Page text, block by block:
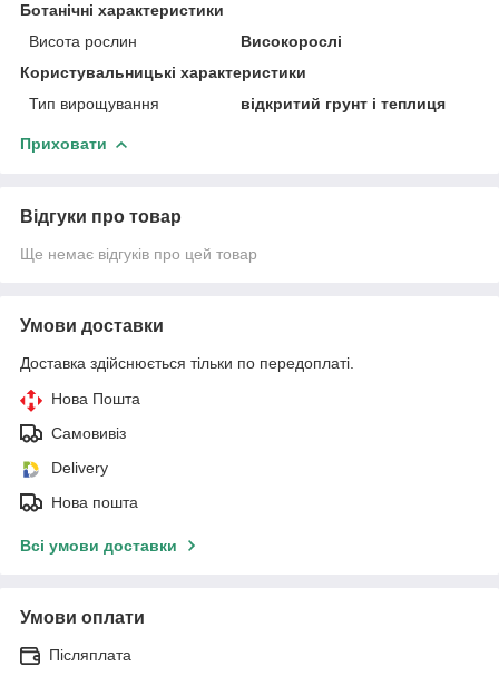
Ботанічні характеристики
Висота рослин
Високорослі
Користувальницькі характеристики
Тип вирощування
відкритий грунт і теплиця
Приховати
Відгуки про товар
Ще немає відгуків про цей товар
Умови доставки
Доставка здійснюється тільки по передоплаті.
Нова Пошта
Самовивіз
Delivery
Нова пошта
Всі умови доставки
Умови оплати
Післяплата